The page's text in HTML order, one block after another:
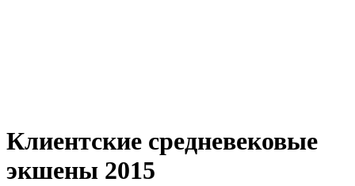
Клиентские средневековые
экшены 2015